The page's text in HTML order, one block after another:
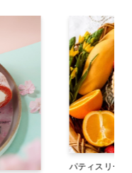
パティスリー・